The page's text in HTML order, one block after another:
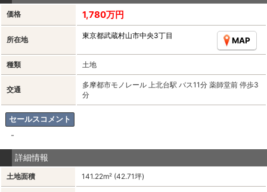
価格 1,780万円
所在地 東京都武蔵村山市中央3丁目
MAP
種類 土地
交通
多摩都市モノレール 上北台駅 バス11分 薬師堂前 停歩3
分
セールスコメント
-
詳細情報
土地面積 141.22m² (42.71坪)